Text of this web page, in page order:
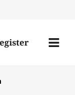
Menü